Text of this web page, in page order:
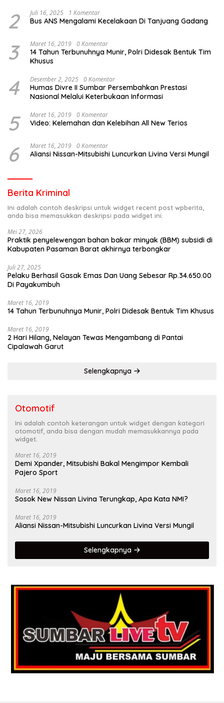
2 Juli 16, 2025 1 Komentar
Bus ANS Mengalami Kecelakaan Di Tanjuang Gadang
3 Maret 16, 2019 0 Komentar
14 Tahun Terbunuhnya Munir, Polri Didesak Bentuk Tim
Khusus
4 Desember 2, 2025 0 Komentar
Humas Divre II Sumbar Persembahkan Prestasi
Nasional Melalui Keterbukaan Informasi
5 Maret 16, 2019 0 Komentar
Video: Kelemahan dan Kelebihan All New Terios
6 Maret 16, 2019 0 Komentar
Aliansi Nissan-Mitsubishi Luncurkan Livina Versi Mungil
Berita Kriminal
Ini adalah contoh deskripsi untuk widget recent post wpberita,
anda bisa memasukkan deskripsi pada widget ini.
Mei 27, 2026
Praktik penyelewengan bahan bakar minyak (BBM) subsidi di
Kabupaten Pasaman Barat akhirnya terbongkar
Juli 27, 2025
Pelaku Berhasil Gasak Emas Dan Uang Sebesar Rp.34.650.00
Di Payakumbuh
Maret 16, 2019
14 Tahun Terbunuhnya Munir, Polri Didesak Bentuk Tim Khusus
Maret 16, 2019
2 Hari Hilang, Nelayan Tewas Mengambang di Pantai
Cipalawah Garut
Selengkapnya
Otomotif
Ini adalah contoh keterangan untuk widget dengan kategori
otomotif, anda bisa dengan mudah memasukkannya pada
widget.
Maret 16, 2019
Demi Xpander, Mitsubishi Bakal Mengimpor Kembali
Pajero Sport
Maret 16, 2019
Sosok New Nissan Livina Terungkap, Apa Kata NMI?
Maret 16, 2019
Aliansi Nissan-Mitsubishi Luncurkan Livina Versi Mungil
Selengkapnya